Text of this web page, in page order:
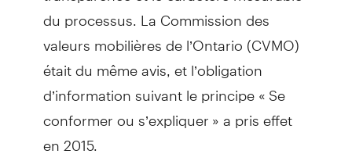
du processus. La Commission des
valeurs mobilières de l’Ontario (CVMO)
était du même avis, et l’obligation
d’information suivant le principe « Se
conformer ou s’expliquer » a pris effet
en 2015.